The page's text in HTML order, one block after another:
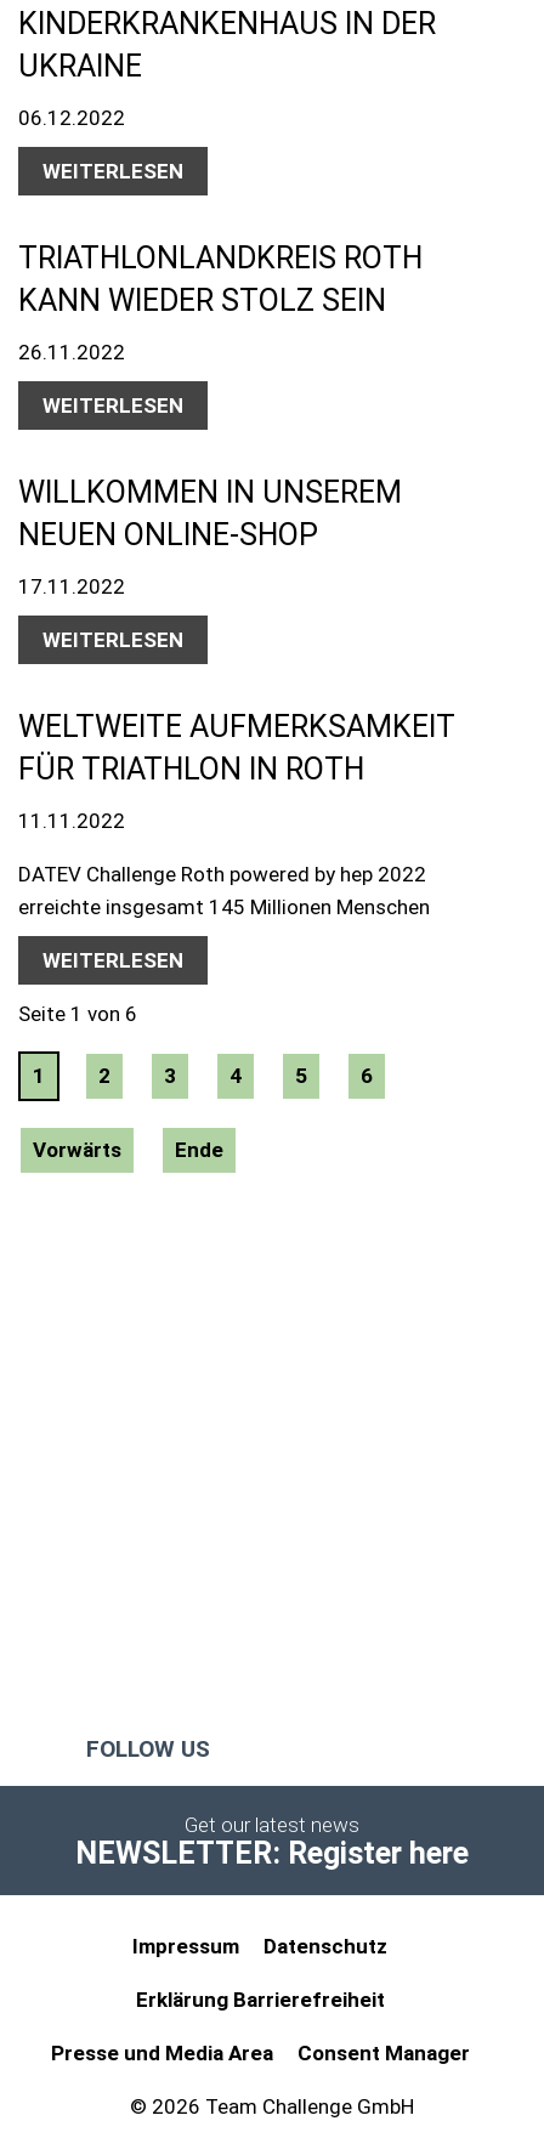
KINDERKRANKENHAUS IN DER
UKRAINE
06.12.2022
WEITERLESEN
TRIATHLONLANDKREIS ROTH
KANN WIEDER STOLZ SEIN
26.11.2022
WEITERLESEN
WILLKOMMEN IN UNSEREM
NEUEN ONLINE-SHOP
17.11.2022
WEITERLESEN
WELTWEITE AUFMERKSAMKEIT
FÜR TRIATHLON IN ROTH
11.11.2022
DATEV Challenge Roth powered by hep 2022
erreichte insgesamt 145 Millionen Menschen
WEITERLESEN
Seite 1 von 6
1 2 3 4 5 6
Vorwärts Ende
FOLLOW US
Get our latest news
NEWSLETTER: Register here
Impressum Datenschutz
Erklärung Barrierefreiheit
Presse und Media Area Consent Manager
© 2026 Team Challenge GmbH